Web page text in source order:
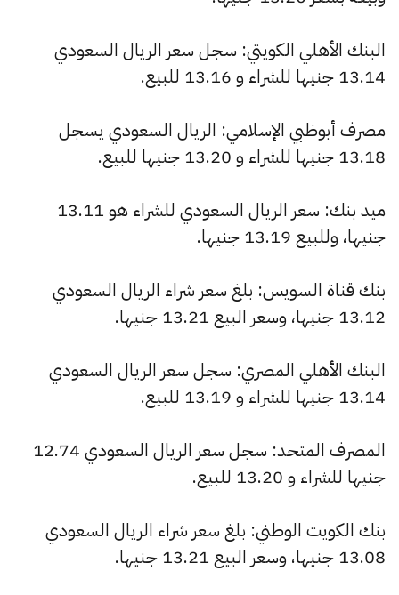
البنك الأهلي الكويتي: سجل سعر الريال السعودي
13.14 جنيها للشراء و 13.16 للبيع.
مصرف أبوظبي الإسلامي: الريال السعودي يسجل
13.18 جنيها للشراء و 13.20 جنيها للبيع.
ميد بنك: سعر الريال السعودي للشراء هو 13.11
جنيها، وللبيع 13.19 جنيها.
بنك قناة السويس: بلغ سعر شراء الريال السعودي
13.12 جنيها، وسعر البيع 13.21 جنيها.
البنك الأهلي المصري: سجل سعر الريال السعودي
13.14 جنيها للشراء و 13.19 للبيع.
المصرف المتحد: سجل سعر الريال السعودي 12.74
جنيها للشراء و 13.20 للبيع.
بنك الكويت الوطني: بلغ سعر شراء الريال السعودي
13.08 جنيها، وسعر البيع 13.21 جنيها.